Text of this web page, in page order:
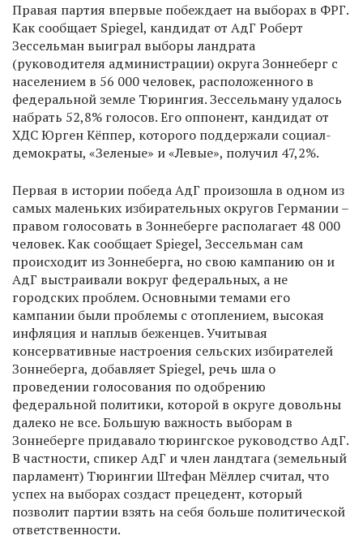
Правая партия впервые побеждает на выборах в ФРГ.
Как сообщает Spiegel, кандидат от АдГ Роберт
Зессельман выиграл выборы ландрата
(руководителя администрации) округа Зоннеберг с
населением в 56 000 человек, расположенного в
федеральной земле Тюрингия. Зессельману удалось
набрать 52,8% голосов. Его оппонент, кандидат от
ХДС Юрген Кёппер, которого поддержали социал-
демократы, «Зеленые» и «Левые», получил 47,2%.
Первая в истории победа АдГ произошла в одном из
самых маленьких избирательных округов Германии –
правом голосовать в Зоннеберге располагает 48 000
человек. Как сообщает Spiegel, Зессельман сам
происходит из Зоннеберга, но свою кампанию он и
АдГ выстраивали вокруг федеральных, а не
городских проблем. Основными темами его
кампании были проблемы с отоплением, высокая
инфляция и наплыв беженцев. Учитывая
консервативные настроения сельских избирателей
Зоннеберга, добавляет Spiegel, речь шла о
проведении голосования по одобрению
федеральной политики, которой в округе довольны
далеко не все. Большую важность выборам в
Зоннеберге придавало тюрингское руководство АдГ.
В частности, спикер АдГ и член ландтага (земельный
парламент) Тюрингии Штефан Мёллер считал, что
успех на выборах создаст прецедент, который
позволит партии взять на себя больше политической
ответственности.